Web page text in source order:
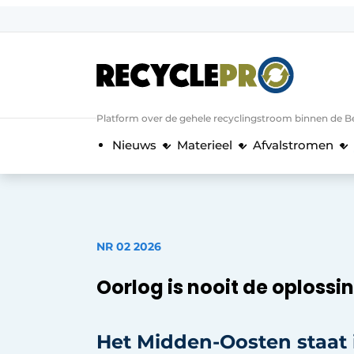
Algemene voorwaarden
Podcasts
RecyclePro | Vakblad over de
Platform over de gehele recyclingstroom binnen de
Nieuws Materieel Afvalstromen
NR 02 2026
Oorlog is nooit de
Het Midden-Oosten